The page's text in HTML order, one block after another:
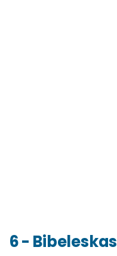
6 - Bibeleskas